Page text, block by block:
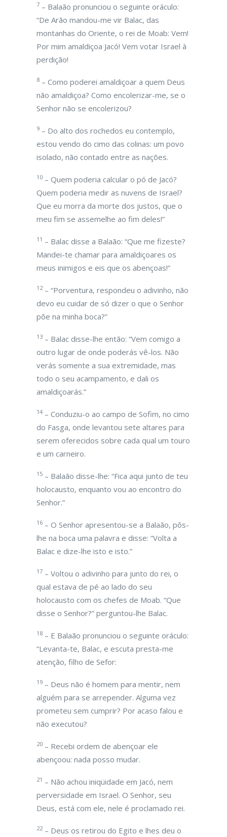
7 – Balaão pronunciou o seguinte oráculo:
“De Arão mandou-me vir Balac, das
montanhas do Oriente, o rei de Moab: Vem!
Por mim amaldiçoa Jacó! Vem votar Israel à
perdição!
8 – Como poderei amaldiçoar a quem Deus
não amaldiçoa? Como encolerizar-me, se o
Senhor não se encolerizou?
9 – Do alto dos rochedos eu contemplo,
estou vendo do cimo das colinas: um povo
isolado, não contado entre as nações.
10 – Quem poderia calcular o pó de Jacó?
Quem poderia medir as nuvens de Israel?
Que eu morra da morte dos justos, que o
meu fim se assemelhe ao fim deles!”
11 – Balac disse a Balaão: “Que me fizeste?
Mandei-te chamar para amaldiçoares os
meus inimigos e eis que os abençoas!”
12– “Porventura, respondeu o adivinho, não
devo eu cuidar de só dizer o que o Senhor
põe na minha boca?”
13 – Balac disse-lhe então: “Vem comigo a
outro lugar de onde poderás vê-los. Não
verás somente a sua extremidade, mas
todo o seu acampamento, e dali os
amaldiçoarás.”
14 – Conduziu-o ao campo de Sofim, no cimo
do Fasga, onde levantou sete altares para
serem oferecidos sobre cada qual um touro
e um carneiro.
15 – Balaão disse-lhe: “Fica aqui junto de teu
holocausto, enquanto vou ao encontro do
Senhor.”
16 – O Senhor apresentou-se a Balaão, pôs-
lhe na boca uma palavra e disse: “Volta a
Balac e dize-lhe isto e isto.”
17 – Voltou o adivinho para junto do rei, o
qual estava de pé ao lado do seu
holocausto com os chefes de Moab. “Que
disse o Senhor?” perguntou-lhe Balac.
18 – E Balaão pronunciou o seguinte oráculo:
“Levanta-te, Balac, e escuta presta-me
atenção, filho de Sefor:
19 – Deus não é homem para mentir, nem
alguém para se arrepender. Alguma vez
prometeu sem cumprir? Por acaso falou e
não executou?
20 – Recebi ordem de abençoar ele
abençoou: nada posso mudar.
21 – Não achou iniqüidade em Jacó, nem
perversidade em Israel. O Senhor, seu
Deus, está com ele, nele é proclamado rei.
22– Deus os retirou do Egito e lhes deu o